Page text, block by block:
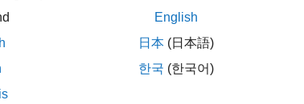
English
日本 (日本語)
한국 (한국어)